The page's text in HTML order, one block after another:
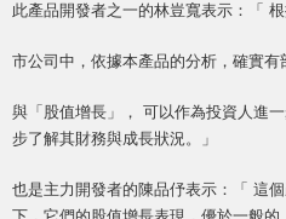
此產品開發者之一的林豈寬表示：「
市公司中，依據本產品的分析，確實
與「股值增長」， 可以作為投資人進
步了解其財務與成長狀況。」
也是主力開發者的陳品伃表示：「 這